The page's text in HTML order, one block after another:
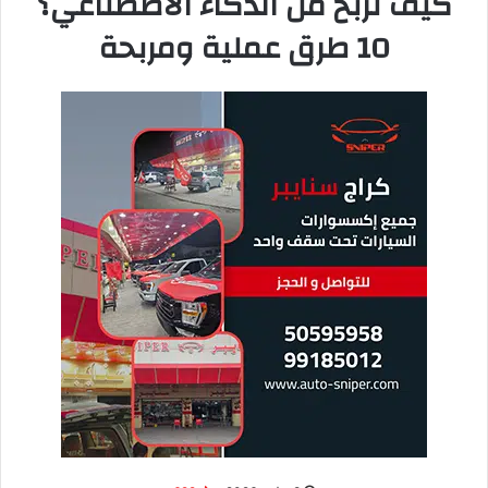
(Writer’s Block)، والذكاء الاصطناعي يساعد في التغلب على هذه
المشكلة بسهولة. خامساً، التوفير: توظيف كاتب محترف قد يكلف
آلاف الدنانير شهرياً، بينما اشتراك أدوات الكتابة بالذكاء الاصطناعي
لا يتجاوز بضع عشرات من الدولارات. في الكويت والخليج، الطلب
على المحتوى العربي الرقمي عالي الجودة في تزايد، وهذه الأدوات
تساعد في سد هذه الفجوة بكفاءة عالية.
للمزيد من المقالات عن الذكاء الاصطناعي وتقنياته، تصفح
الذكاء الاصطناعيفي مدونة عالم في ثواني.
تقول نورة العنزي، مدونة كويتية متخصصة
في السفر: “استخدامي لأدوات الكتابة
بالذكاء الاصطناعي رفع إنتاجيتي 5